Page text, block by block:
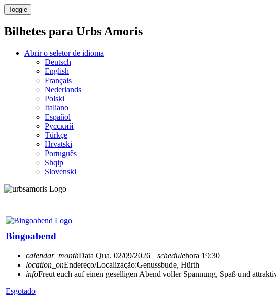
Toggle
Bilhetes para Urbs Amoris
Abrir o seletor de idioma
Deutsch
English
Français
Nederlands
Polski
Italiano
Español
Русский
Türkçe
Hrvatski
Português
Shqip
Slovenski
Bingoabend
calendar_monthData Qua. 02/09/2026 schedulehora 19:30
location_onEndereço/Localização:Genussbude, Hürth
infoFreut euch auf einen geselligen Abend voller Spannung, Spaß und
Esgotado